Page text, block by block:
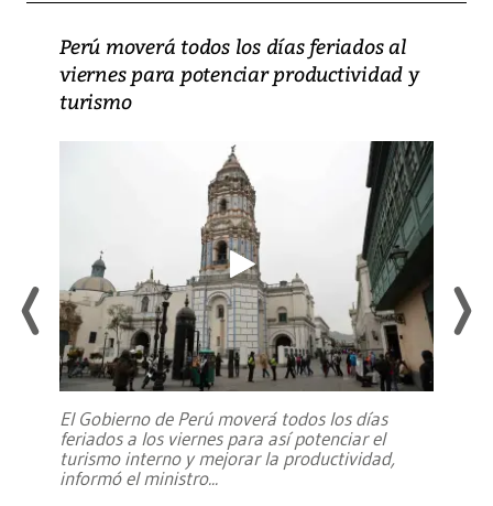
Perú moverá todos los días feriados al
viernes para potenciar productividad y
turismo
El Gobierno de Perú moverá todos los días
feriados a los viernes para así potenciar el
turismo interno y mejorar la productividad,
informó el ministro...